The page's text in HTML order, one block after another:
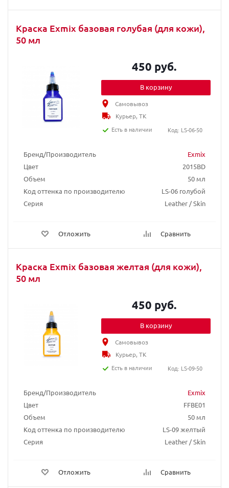
Краска Exmix базовая голубая (для кожи),
50 мл
Бренд/Производитель
Exmix
Цвет
2015BD
Объем
50 мл
Код оттенка по производителю
LS-06 голубой
Серия
Leather / Skin
Отложить Сравнить
450 руб.
В корзину
Самовывоз
Курьер, ТК
Есть в наличии
Код: LS-06-50
Краска Exmix базовая желтая (для кожи),
50 мл
Бренд/Производитель
Exmix
Цвет
FFBE01
Объем
50 мл
Код оттенка по производителю
LS-09 желтый
Серия
Leather / Skin
Отложить Сравнить
450 руб.
В корзину
Самовывоз
Курьер, ТК
Есть в наличии
Код: LS-09-50